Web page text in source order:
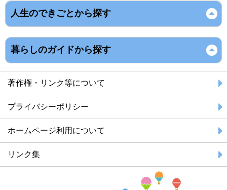
人生のできごとから探す
暮らしのガイドから探す
著作権・リンク等について
プライバシーポリシー
ホームページ利用について
リンク集